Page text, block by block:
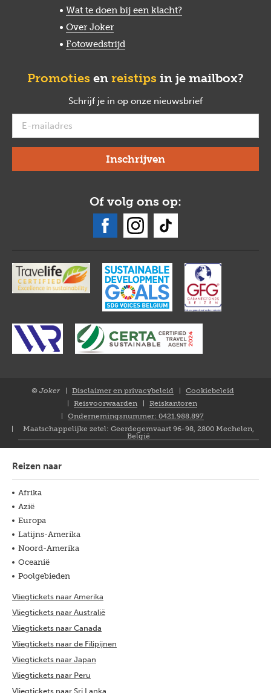
Wat te doen bij een klacht?
Over Joker
Fotowedstrijd
Promoties en reistips in je mailbox?
Schrijf je in op onze nieuwsbrief
Of volg ons op:
© Joker
Disclaimer en privacybeleid
Cookiebeleid
Reisvoorwaarden
Reiskantoren
Ondernemingsnummer: 0421.988.897
Maatschappelijke zetel: Geerdegemvaart 96-98, 2800 Mechelen,
België
Reizen naar
Afrika
Azië
Europa
Latijns-Amerika
Noord-Amerika
Oceanië
Poolgebieden
Vliegtickets naar Amerika
Vliegtickets naar Australië
Vliegtickets naar Canada
Vliegtickets naar de Filipijnen
Vliegtickets naar Japan
Vliegtickets naar Peru
Vliegtickets naar Sri Lanka